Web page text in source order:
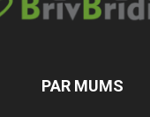
PAR MUMS